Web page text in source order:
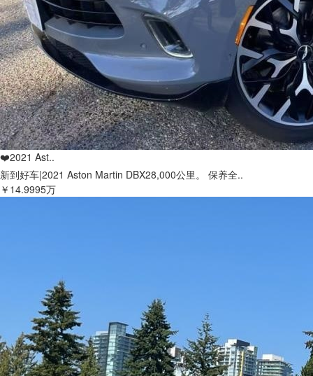
❤️2021 Ast..
新到好车|2021 Aston Martin DBX28,000公里。 保养全..
￥14.9995万